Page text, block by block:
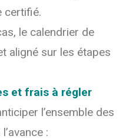
certifié.
le calendrier de
aligné sur les étapes
et frais à régler
l’ensemble des
: